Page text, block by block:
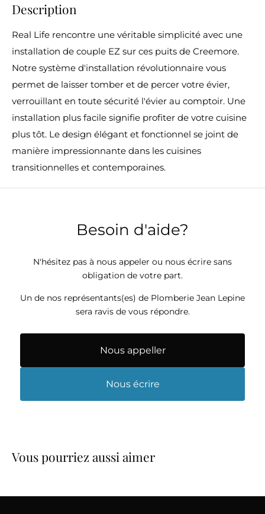
Description
Real Life rencontre une véritable simplicité avec une
installation de couple EZ sur ces puits de Creemore.
Notre système d'installation révolutionnaire vous
permet de laisser tomber et de percer votre évier,
verrouillant en toute sécurité l'évier au comptoir. Une
installation plus facile signifie profiter de votre cuisine
plus tôt. Le design élégant et fonctionnel se joint de
manière impressionnante dans les cuisines
transitionnelles et contemporaines.
Besoin d'aide?
N'hésitez pas à nous appeler ou nous écrire sans
obligation de votre part.
Un de nos représentants(es) de Plomberie Jean Lepine
sera ravis de vous répondre.
Nous appeller
Nous écrire
Vous pourriez aussi aimer